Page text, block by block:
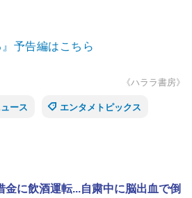
予告編はこちら
《ハララ書房》
ース エンタメトピックス
金に飲酒運転...自粛中に脳出血で倒